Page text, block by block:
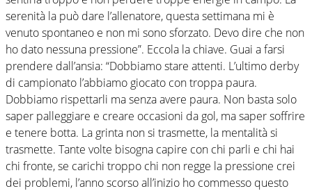
serenità la può dare l’allenatore, questa settimana mi è
venuto spontaneo e non mi sono sforzato. Devo dire che non
ho dato nessuna pressione”. Eccola la chiave. Guai a farsi
prendere dall’ansia: “Dobbiamo stare attenti. L’ultimo derby
di campionato l’abbiamo giocato con troppa paura.
Dobbiamo rispettarli ma senza avere paura. Non basta solo
saper palleggiare e creare occasioni da gol, ma saper soffrire
e tenere botta. La grinta non si trasmette, la mentalità si
trasmette. Tante volte bisogna capire con chi parli e chi hai
chi fronte, se carichi troppo chi non regge la pressione crei
dei problemi, l’anno scorso all’inizio ho commesso questo